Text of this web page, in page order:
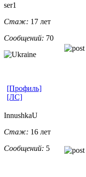
ser1
Стаж: 17 лет
Сообщений: 70
[Профиль]
[ЛС]
InnushkaU
Стаж: 16 лет
Сообщений: 5